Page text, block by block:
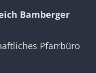
Bamberger
Pfarrbüro